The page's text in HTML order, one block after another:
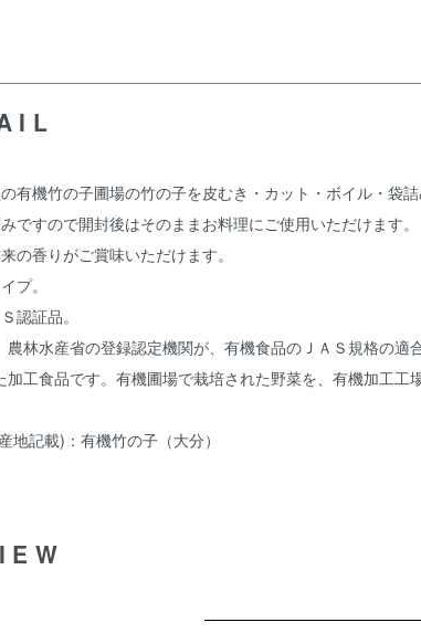
有機竹の子圃場の竹の子を皮むき・カット・ボイル・袋
ですので開封後はそのままお料理にご使用いただけます。
の香りがご賞味いただけます。
プ。
認証品。
農林水産省の登録認定機関が、有機食品のＪＡＳ規格の
加工食品です。有機圃場で栽培された野菜を、有機加工工
地記載)：有機竹の子（大分）